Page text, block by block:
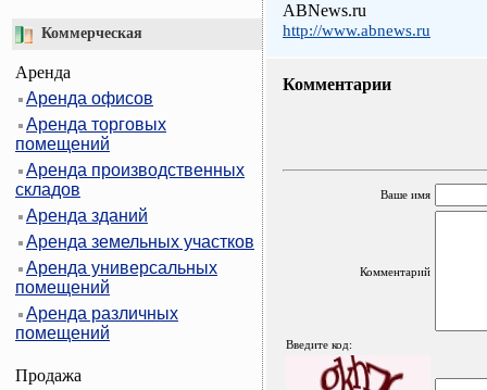
Коммерческая
Аренда
Аренда офисов
Аренда торговых
помещений
Аренда производственных
складов
Аренда зданий
Аренда земельных участков
Аренда универсальных
помещений
Аренда различных
помещений
Продажа
ABNews.ru
http://www.abnews.ru
Комментарии
Ваше имя
Комментарий
Введите код: